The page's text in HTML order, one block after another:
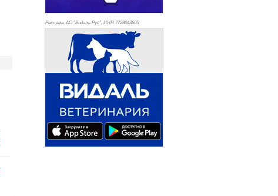
Реклама. АО "Видаль Рус", ИНН 7728043605